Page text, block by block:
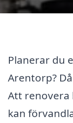
Planerar du
Arentorp?
Att renovera
kan